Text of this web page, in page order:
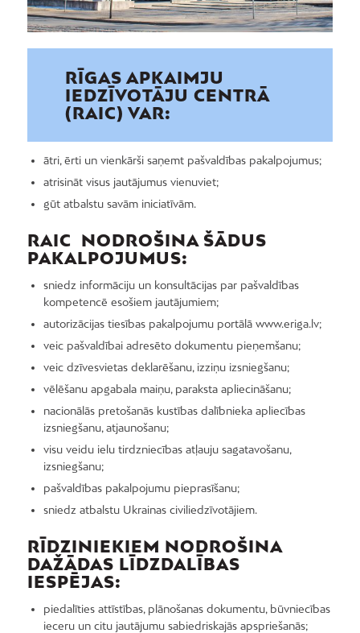
RĪGAS APKAIMJU
IEDZĪVOTĀJU CENTRĀ
(RAIC) VAR:
ātri, ērti un vienkārši saņemt pašvaldības pakalpojumus;
atrisināt visus jautājumus vienuviet;
gūt atbalstu savām iniciatīvām.
RAIC NODROŠINA ŠĀDUS
PAKALPOJUMUS:
sniedz informāciju un konsultācijas par pašvaldības
kompetencē esošiem jautājumiem;
autorizācijas tiesības pakalpojumu portālā www.eriga.lv;
veic pašvaldībai adresēto dokumentu pieņemšanu;
veic dzīvesvietas deklarēšanu, izziņu izsniegšanu;
vēlēšanu apgabala maiņu, paraksta apliecināšanu;
nacionālās pretošanās kustības dalībnieka apliecības
izsniegšanu, atjaunošanu;
visu veidu ielu tirdzniecības atļauju sagatavošanu,
izsniegšanu;
pašvaldības pakalpojumu pieprasīšanu;
sniedz atbalstu Ukrainas civiliedzīvotājiem.
RĪDZINIEKIEM NODROŠINA
DAŽĀDAS LĪDZDALĪBAS
IESPĒJAS:
piedalīties attīstības, plānošanas dokumentu, būvniecības
ieceru un citu jautājumu sabiedriskajās apspriešanās;